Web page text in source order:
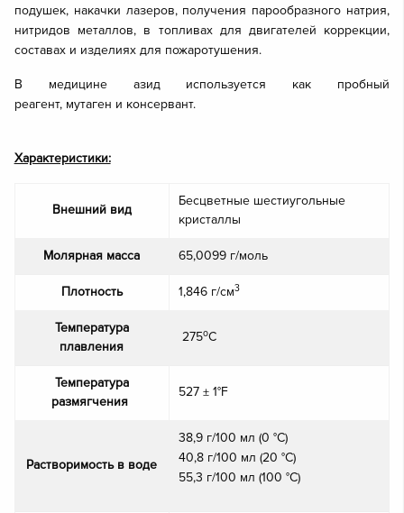
подушек, накачки лазеров, получения парообразного натрия,
нитридов металлов, в топливах для двигателей коррекции,
составах и изделиях для пожаротушения.
В медицине азид используется как пробный
реагент, мутаген и консервант.
Характеристики:
Внешний вид
Бесцветные шестиугольные
кристаллы
Молярная масса 65,0099 г/моль
Плотность 1,846 г/см3
Температура
плавления
275oС
Температура
размягчения
527 ± 1°F
Растворимость в воде
38,9 г/100 мл (0 °C)
40,8 г/100 мл (20 °C)
55,3 г/100 мл (100 °C)